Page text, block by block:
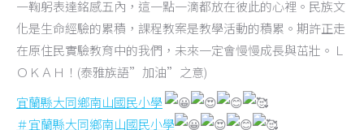
一鞠躬表達銘感五內，這一點一滴都放在彼此的心裡。民族文
化是生命經驗的累積，課程教案是教學活動的積累。期許正走
在原住民實驗教育中的我們，未來一定會慢慢成長與茁壯。Ｌ
ＯＫＡＨ！(泰雅族語”加油”之意)
宜蘭縣大同鄉南山國民小學
＃宜蘭縣大同鄉南山國民小學